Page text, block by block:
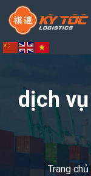
dịch
Trang chủ